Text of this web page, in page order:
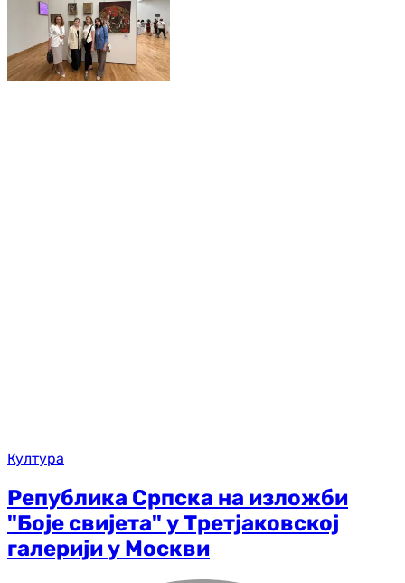
Култура
Република Српска на изложби
"Боје свијета" у Третјаковској
галерији у Москви